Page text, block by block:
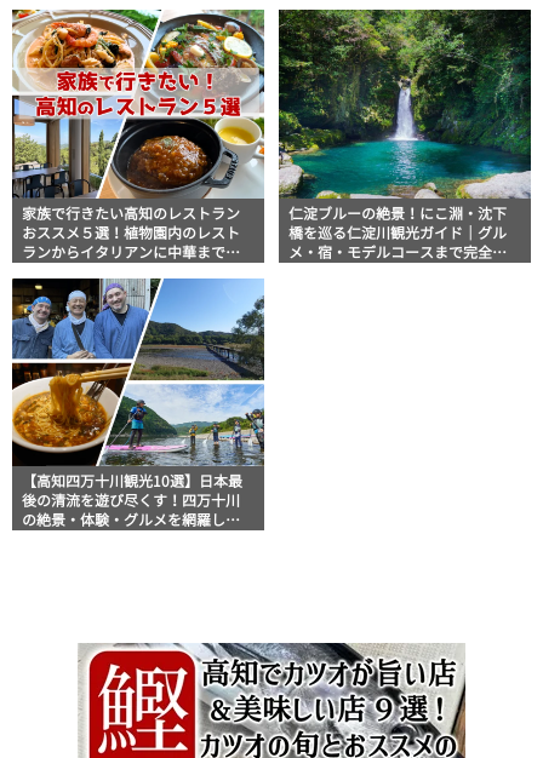
家族で行きたい高知のレストラン
おススメ５選！植物園内のレスト
ランからイタリアンに中華まで楽
仁淀ブルーの絶景！にこ淵・沈下
橋を巡る仁淀川観光ガイド｜グル
メ・宿・モデルコースまで完全網
【高知四万十川観光10選】日本最
後の清流を遊び尽くす！四万十川
の絶景・体験・グルメを網羅した